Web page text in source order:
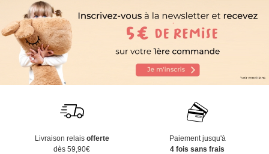
Livraison relais offerte
dès 59,90€
Paiement jusqu'à
4 fois sans frais